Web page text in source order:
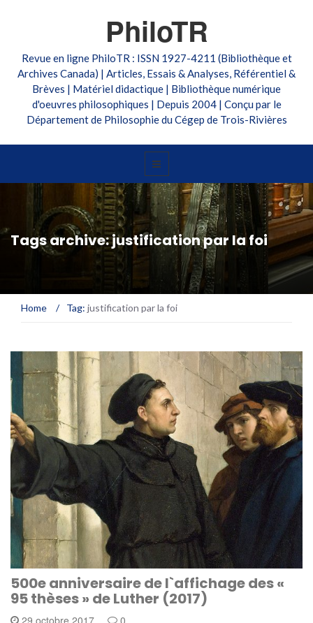
PhiloTR
Revue en ligne PhiloTR : ISSN 1927-4211 (Bibliothèque et
Archives Canada) | Articles, Essais & Analyses, Référentiel &
Brèves | Matériel didactique | Bibliothèque numérique
d'oeuvres philosophiques | Depuis 2004 | Conçu par le
Département de Philosophie du Cégep de Trois-Rivières
Tags archive: justification par la foi
Home / Tag: justification par la foi
500e anniversaire de l`affichage des «
95 thèses » de Luther (2017)
29 octobre 2017 0